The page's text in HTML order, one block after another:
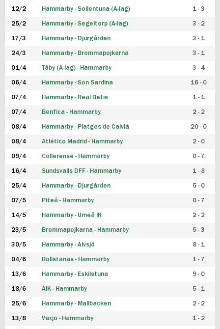
F19
FUTSAL HERR
FUTSAL DAM
12/2 Hammarby - Sollentuna (A-lag) 1 - 3
25/2 Hammarby - Segeltorp (A-lag) 3 - 2
17/3 Hammarby - Djurgården 3 - 1
24/3 Hammarby - Brommapojkarna 3 - 1
01/4 Täby (A-lag) - Hammarby 3 - 4
06/4 Hammarby - Son Sardina 16 - 0
07/4 Hammarby - Real Betis 1 - 1
07/4 Benfica - Hammarby 2 - 2
08/4 Hammarby - Platges de Calvià 20 - 0
08/4 Atlético Madrid - Hammarby 2 - 0
09/4 Collerense - Hammarby 0 - 7
16/4 Sundsvalls DFF - Hammarby 1 - 8
25/4 Hammarby - Djurgården 5 - 0
07/5 Piteå - Hammarby 0 - 7
14/5 Hammarby - Umeå IK 2 - 2
23/5 Brommapojkarna - Hammarby 5 - 3
30/5 Hammarby - Älvsjö 8 - 1
04/6 Bollstanäs - Hammarby 1 - 7
13/6 Hammarby - Eskilstuna 9 - 0
18/6 AIK - Hammarby 5 - 1
25/6 Hammarby - Mallbacken 2 - 2
13/8 Växjö - Hammarby 1 - 2